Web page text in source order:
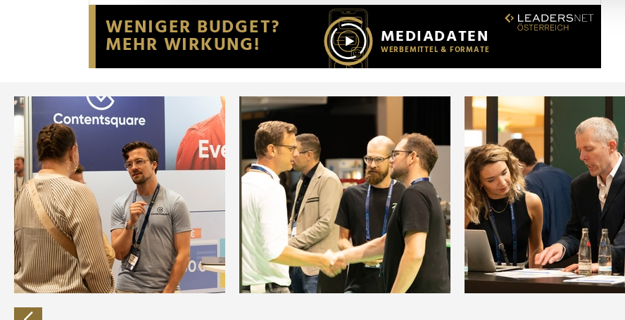
Website an unsere Partner für soziale Medien, Werbung und Analysen weiter. Unsere
möglicherweise mit weiteren Daten zusammen, die Sie ihnen bereitgestellt haben oder die
der Dienste gesammelt haben.